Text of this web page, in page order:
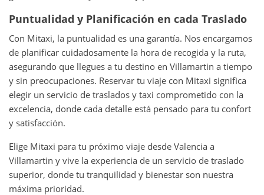
Puntualidad y Planificación en cada Traslado
Con Mitaxi, la puntualidad es una garantía. Nos encargamos
de planificar cuidadosamente la hora de recogida y la ruta,
asegurando que llegues a tu destino en Villamartin a tiempo
y sin preocupaciones. Reservar tu viaje con Mitaxi significa
elegir un servicio de traslados y taxi comprometido con la
excelencia, donde cada detalle está pensado para tu confort
y satisfacción.
Elige Mitaxi para tu próximo viaje desde Valencia a
Villamartin y vive la experiencia de un servicio de traslado
superior, donde tu tranquilidad y bienestar son nuestra
máxima prioridad.